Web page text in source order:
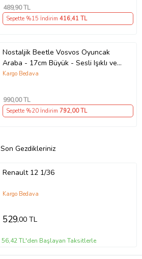
489,90 TL
Sepette %15 İndirim 416,41 TL
Nostaljik Beetle Vosvos Oyuncak
Araba - 17cm Büyük - Sesli Işıklı ve
Sürtmeli - Kırmızı Model Araba
Kargo Bedava
990,00 TL
Sepette %20 İndirim 792,00 TL
Son Gezdikleriniz
Renault 12 1/36
Kargo Bedava
529,00 TL
56,42 TL'den Başlayan Taksitlerle